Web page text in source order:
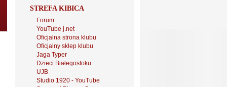
STREFA KIBICA
Forum
YouTube j.net
Oficjalna strona klubu
Oficjalny sklep klubu
Jaga Typer
Dzieci Białegostoku
UJB
Studio 1920 - YouTube